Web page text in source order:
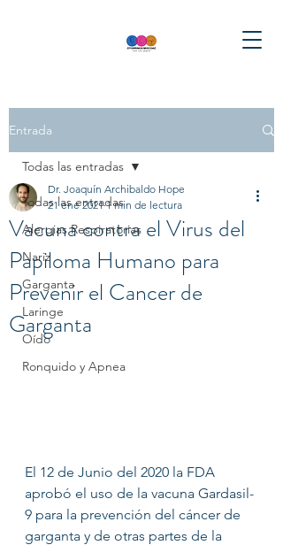
Entrada
Todas las entradas
Alergias Respiratorias
Nariz
Garganta
Laringe
Oído
Ronquido y Apnea
Todas las entradas
Vacuna contra el Virus del
Papiloma Humano para
Prevenir el Cancer de
Garganta
Dr. Joaquín Archibaldo Hope
21 ene 2021 1 min de lectura
El 12 de Junio del 2020 la FDA
aprobó el uso de la vacuna Gardasil-
9 para la prevención del cáncer de
garganta y de otras partes de la